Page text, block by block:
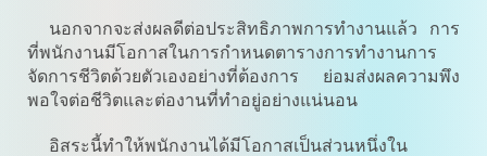
นอกจากจะส่งผลดีต่อประสิทธิภาพการทำงานแล้ว การ
ที่พนักงานมีโอกาสในการกำหนดตารางการทำงานการ
จัดการชีวิตด้วยตัวเองอย่างที่ต้องการ ย่อมส่งผลความพึง
พอใจต่อชีวิตและต่องานที่ทำอยู่อย่างแน่นอน
อิสระนี้ทำให้พนักงานได้มีโอกาสเป็นส่วนหนึ่งใน